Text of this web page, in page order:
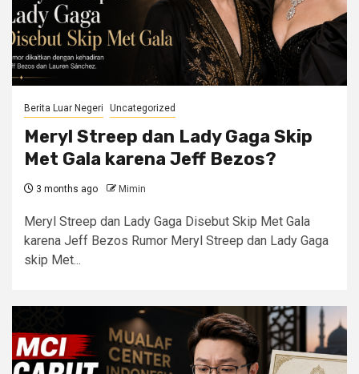
Berita Luar Negeri Uncategorized
Meryl Streep dan Lady Gaga Skip
Met Gala karena Jeff Bezos?
3 months ago Mimin
Meryl Streep dan Lady Gaga Disebut Skip Met Gala
karena Jeff Bezos Rumor Meryl Streep dan Lady Gaga
skip Met...